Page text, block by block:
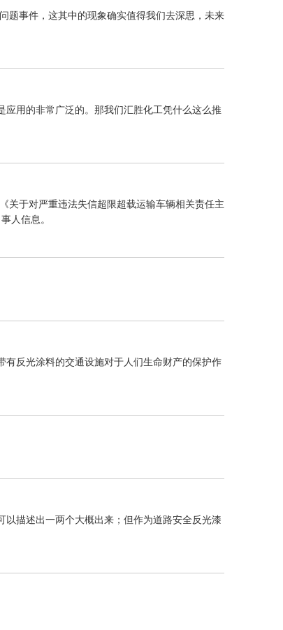
题事件，这其中的现象确实值得我们去深思，未来
用的非常广泛的。那我们汇胜化工凭什么这么推
关于对严重违法失信超限超载运输车辆相关责任主
人信息。
反光涂料的交通设施对于人们生命财产的保护作
描述出一两个大概出来；但作为道路安全反光漆